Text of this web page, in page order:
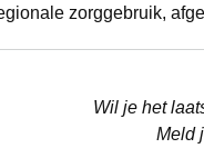
zorggebruik,
Wil je het
Meld